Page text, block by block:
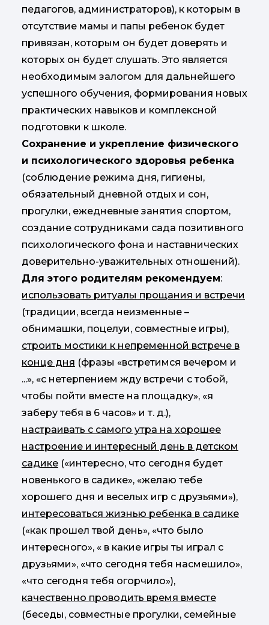
педагогов, администраторов), к которым в
отсутствие мамы и папы ребенок будет
привязан, которым он будет доверять и
которых он будет слушать. Это является
необходимым залогом для дальнейшего
успешного обучения, формирования новых
практических навыков и комплексной
подготовки к школе.
Сохранение и укрепление физического
и психологического здоровья ребенка
(соблюдение режима дня, гигиены,
обязательный дневной отдых и сон,
прогулки, ежедневные занятия спортом,
создание сотрудниками сада позитивного
психологического фона и наставнических
доверительно-уважительных отношений).
Для этого родителям рекомендуем:
использовать ритуалы прощания и встречи
(традиции, всегда неизменные –
обнимашки, поцелуи, совместные игры),
строить мостики к непременной встрече в
конце дня (фразы «встретимся вечером и
...», «с нетерпением жду встречи с тобой,
чтобы пойти вместе на площадку», «я
заберу тебя в 6 часов» и т. д.),
настраивать с самого утра на хорошее
настроение и интересный день в детском
садике («интересно, что сегодня будет
новенького в садике», «желаю тебе
хорошего дня и веселых игр с друзьями»),
интересоваться жизнью ребенка в садике
(«как прошел твой день», «что было
интересного», « в какие игры ты играл с
друзьями», «что сегодня тебя насмешило»,
«что сегодня тебя огорчило»),
качественно проводить время вместе
(беседы, совместные прогулки, семейные